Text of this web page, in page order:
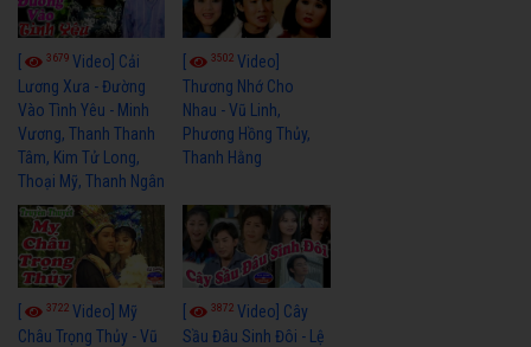
3679 Video] Cải
Lương Xưa - Đường
Vào Tình Yêu - Minh
Vương, Thanh Thanh
Tâm, Kim Tử Long,
Thoại Mỹ, Thanh Ngân
3502Video]
Thương Nhớ Cho
Nhau - Vũ Linh,
Phương Hồng Thủy,
Thanh Hằng
3722 Video] Mỹ
Châu Trọng Thủy - Vũ
3872Video] Cây
Sầu Đâu Sinh Đôi - Lệ